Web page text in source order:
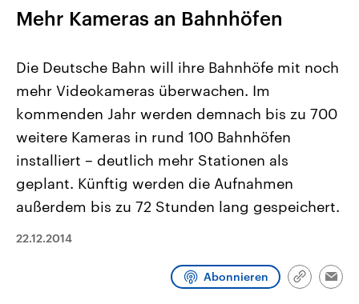
Landtagswahl Sachsen-Anhalt
2026
Alle Informationen
Sachsen-Anhalt wählt am 6.
September 2026 einen neuen
Landtag. Seit 2021 wird das
Bundesland von einer Koalition aus
Umfragen, Prognosen,
Wahlprogramme, aktuelle Berichte
und Kandidaten der anstehenden
USA
Aktuelle Beiträge,
Hintergründe
Wirtschaftlich und
gehören die Vereinigten
mit großem Einfluss auf
Mehr Kameras an Bahnhöfen
Die Deutsche Bahn will ihre Bahnhöfe mit noch
mehr Videokameras überwachen. Im
kommenden Jahr werden demnach bis zu 700
weitere Kameras in rund 100 Bahnhöfen
installiert – deutlich mehr Stationen als
geplant. Künftig werden die Aufnahmen
außerdem bis zu 72 Stunden lang gespeichert.
22.12.2014
Abonnieren
Link